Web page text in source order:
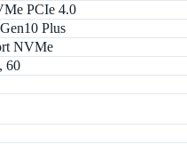
PCIe 4.0
Plus
NVMe
60